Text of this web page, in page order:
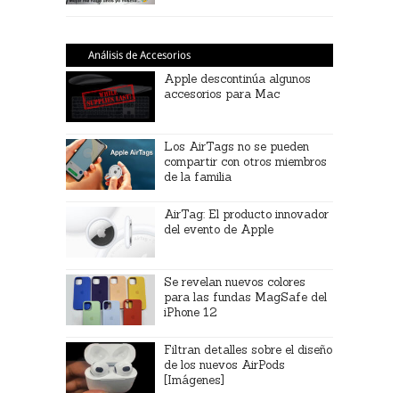
Análisis de Accesorios
Apple descontinúa algunos
accesorios para Mac
Los AirTags no se pueden
compartir con otros miembros
de la familia
AirTag: El producto innovador
del evento de Apple
Se revelan nuevos colores
para las fundas MagSafe del
iPhone 12
Filtran detalles sobre el diseño
de los nuevos AirPods
[Imágenes]